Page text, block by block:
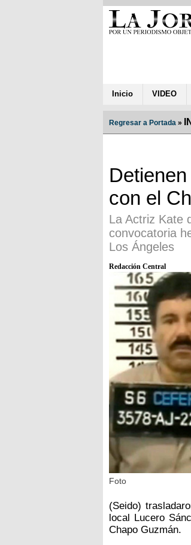
Inicio VIDEO
Regresar a Portada »
con el
La Actriz Kate
convocatoria
Los Ángeles
Redacción Central
Foto
(Seido)
local Lucero
Chapo Guzmán.